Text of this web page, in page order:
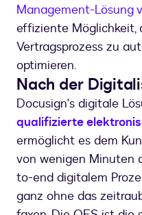
Management-Lösung
effiziente Möglichkeit,
Vertragsprozess zu
optimieren.
Nach der
Docusign's digitale
qualifizierte
ermöglicht es dem
von wenigen Minuten
to-end digitalem
ganz ohne das